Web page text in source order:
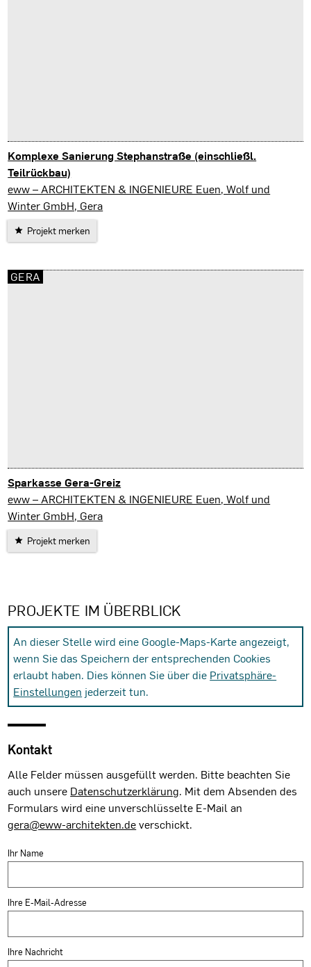
Komplexe Sanierung Stephanstraße (einschließl.
Teilrückbau)
Gera
eww – ARCHITEKTEN & INGENIEURE Euen, Wolf und
Winter GmbH, Gera
Projekt merken
Sparkasse Gera-Greiz
Gera
eww – ARCHITEKTEN & INGENIEURE Euen, Wolf und
Winter GmbH, Gera
Projekt merken
GERA
PROJEKTE IM ÜBERBLICK
An dieser Stelle wird eine Google-Maps-Karte angezeigt,
wenn Sie das Speichern der entsprechenden Cookies
erlaubt haben. Dies können Sie über die Privatsphäre-
Einstellungen jederzeit tun.
Kontakt
Alle Felder müssen ausgefüllt werden. Bitte beachten Sie
auch unsere Datenschutzerklärung. Mit dem Absenden des
Formulars wird eine unverschlüsselte E-Mail an
gera@eww-architekten.deverschickt.
Ihr Name
Ihre E-Mail-Adresse
Ihre Nachricht